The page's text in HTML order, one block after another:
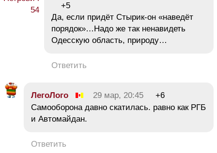
+5
Да, если придёт Стырик-он «наведёт
порядок»…Надо же так ненавидеть
Одесскую область, природу…
Ответить
ЛегоЛого 29 мар, 20:45
+6
Самооборона давно скатилась. равно как РГБ
и Автомайдан.
Ответить